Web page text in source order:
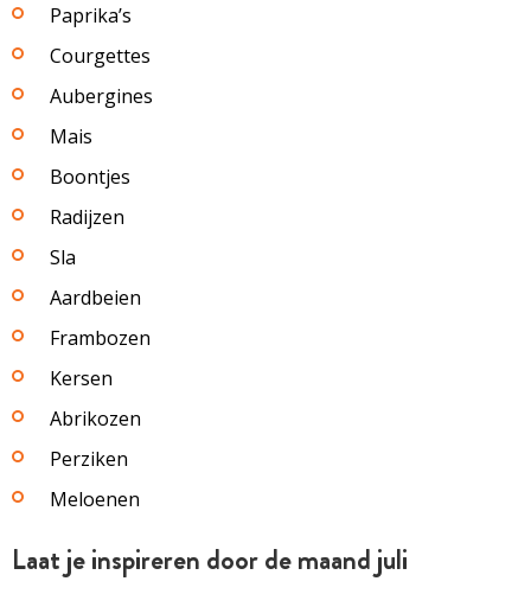
Paprika’s
Courgettes
Aubergines
Mais
Boontjes
Radijzen
Sla
Aardbeien
Frambozen
Kersen
Abrikozen
Perziken
Meloenen
Laat je inspireren door de maand juli